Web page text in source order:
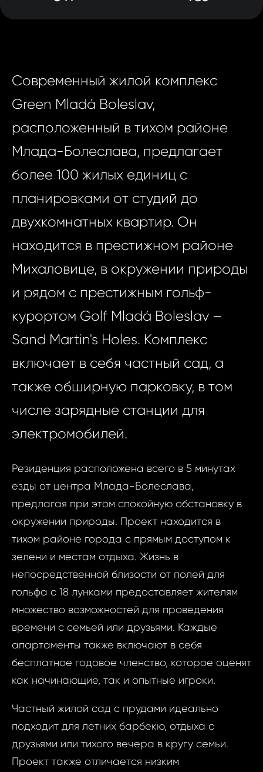
Современный жилой комплекс
Green Mladá Boleslav,
расположенный в тихом районе
Млада-Болеслава, предлагает
более 100 жилых единиц с
планировками от студий до
двухкомнатных квартир. Он
находится в престижном районе
Михаловице, в окружении природы
и рядом с престижным гольф-
курортом Golf Mladá Boleslav –
Sand Martin's Holes. Комплекс
включает в себя частный сад, а
также обширную парковку, в том
числе зарядные станции для
электромобилей.
Резиденция расположена всего в 5 минутах
езды от центра Млада-Болеслава,
предлагая при этом спокойную обстановку в
окружении природы. Проект находится в
тихом районе города с прямым доступом к
зелени и местам отдыха. Жизнь в
непосредственной близости от полей для
гольфа с 18 лунками предоставляет жителям
множество возможностей для проведения
времени с семьей или друзьями. Каждые
апартаменты также включают в себя
бесплатное годовое членство, которое оценят
как начинающие, так и опытные игроки.
Частный жилой сад с прудами идеально
подходит для летних барбекю, отдыха с
друзьями или тихого вечера в кругу семьи.
Проект также отличается низким